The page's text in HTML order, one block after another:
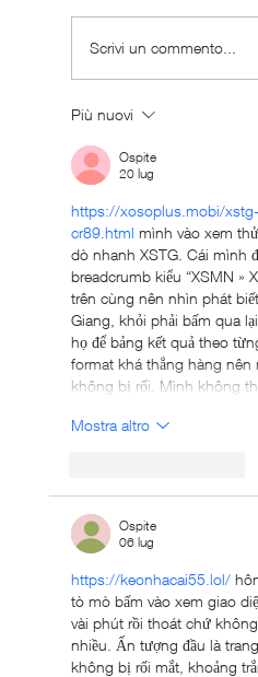
kg
Scrivi un commento...
Più nuovi
Ospite
20 lug
https://xosoplus.mobi/
cr89.html mình vào xem
dò nhanh XSTG. Cái mình
breadcrumb kiểu “XSMN »
trên cùng nên nhìn phát
Giang, khỏi phải bấm qua
họ để bảng kết quả theo
format khá thẳng hàng nên
không bị rối. Mình không
Mostra altro
Ospite
06 lug
https://keonhacai55.lol/
tò mò bấm vào xem giao
vài phút rồi thoát chứ
nhiều. Ấn tượng đầu là
không bị rối mắt, khoảng